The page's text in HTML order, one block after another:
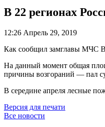
В 22 регионах
12:26 Апрель 29, 2019
Как сообщил замглавы МЧС
На данный момент общая
причины возгораний — пал
В середине апреля лесные
Версия для печати
Все новости